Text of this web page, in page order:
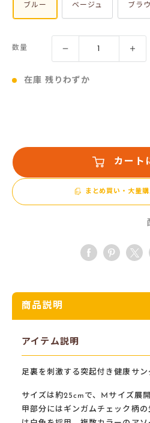
ブルー ベージュ ブラ
数量
在庫 残りわずか
カート
まとめ買い・大量
商品説明
アイテム説明
足裏を刺激する突起付き健康サ
サイズは約25cmで、Mサイズ展
甲部分にはギンガムチェック柄